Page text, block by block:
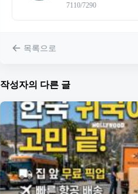
7110/7290
목록으로
작성자의 다른 글